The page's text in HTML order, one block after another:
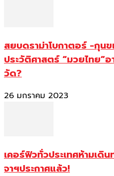
สยบดราม่าโบกาตอร์ -กุน
ประวัติศาสตร์ “มวยไทย”
วัด?
26 มกราคม 2023
เคอร์ฟิวทั่วประเทศห้ามเดิ
จาฯประกาศแล้ว!